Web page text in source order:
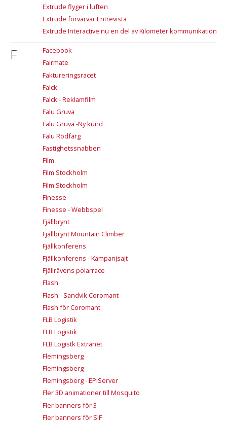
Extrude flyger i luften
Extrude förvärvar Entrevista
Extrude Interactive nu en del av Kilometer kommunikation
F
Facebook
Fairmate
Faktureringsracet
Falck
Falck - Reklamfilm
Falu Gruva
Falu Gruva -Ny kund
Falu Rödfärg
Fastighetssnabben
Film
Film Stockholm
Film Stockholm
Finesse
Finesse - Webbspel
Fjällbrynt
Fjällbrynt Mountain Climber
Fjällkonferens
Fjällkonferens - Kampanjsajt
Fjällrävens polarrace
Flash
Flash - Sandvik Coromant
Flash för Coromant
FLB Logistik
FLB Logistik
FLB Logistk Extranet
Flemingsberg
Flemingsberg
Flemingsberg - EPiServer
Fler 3D animationer till Mosquito
Fler banners för 3
Fler banners för SIF